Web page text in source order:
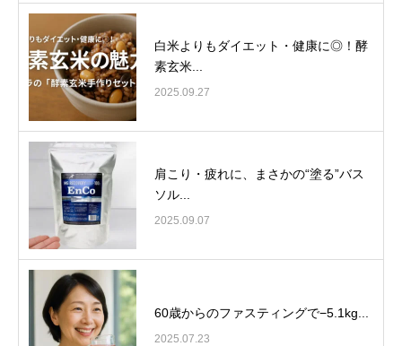
白米よりもダイエット・健康に◎！酵
素玄米...
2025.09.27
肩こり・疲れに、まさかの“塗る”バス
ソル...
2025.09.07
60歳からのファスティングで−5.1kg...
2025.07.23